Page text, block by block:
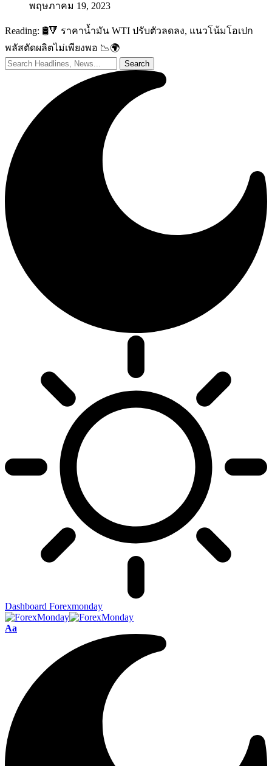
พฤษภาคม 19, 2023
Reading: 🛢️🔻 ราคาน้ำมัน WTI ปรับตัวลดลง, แนวโน้มโอเปก
พลัสตัดผลิตไม่เพียงพอ 📉🌍
Dashboard Forexmonday
Aa